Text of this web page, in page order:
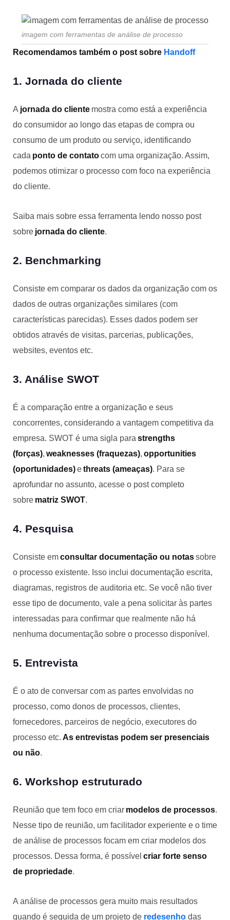
imagem com ferramentas de análise de processo
Recomendamos também o post sobre Handoff
1. Jornada do cliente
A jornada do cliente mostra como está a experiência
do consumidor ao longo das etapas de compra ou
consumo de um produto ou serviço, identificando
cada ponto de contatocom uma organização. Assim,
podemos otimizar o processo com foco na experiência
do cliente.
Saiba mais sobre essa ferramenta lendo nosso post
sobre jornada do cliente.
2. Benchmarking
Consiste em comparar os dados da organização com os
dados de outras organizações similares (com
características parecidas). Esses dados podem ser
obtidos através de visitas, parcerias, publicações,
websites, eventos etc.
3. Análise SWOT
É a comparação entre a organização e seus
concorrentes, considerando a vantagem competitiva da
empresa. SWOT é uma sigla para strengths
(forças), weaknesses (fraquezas), opportunities
(oportunidades)ethreats (ameaças). Para se
aprofundar no assunto, acesse o post completo
sobre matriz SWOT.
4. Pesquisa
Consiste emconsultar documentação ou notassobre
o processo existente. Isso inclui documentação escrita,
diagramas, registros de auditoria etc. Se você não tiver
esse tipo de documento, vale a pena solicitar às partes
interessadas para confirmar que realmente não há
nenhuma documentação sobre o processo disponível.
5. Entrevista
É o ato de conversar com as partes envolvidas no
processo, como donos de processos, clientes,
fornecedores, parceiros de negócio, executores do
processo etc. As entrevistas podem ser presenciais
ou não.
6. Workshop estruturado
Reunião que tem foco em criar modelos de processos.
Nesse tipo de reunião, um facilitador experiente e o time
de análise de processos focam em criar modelos dos
processos. Dessa forma, é possível criar forte senso
de propriedade.
A análise de processos gera muito mais resultados
quando é seguida de um projeto de redesenho das